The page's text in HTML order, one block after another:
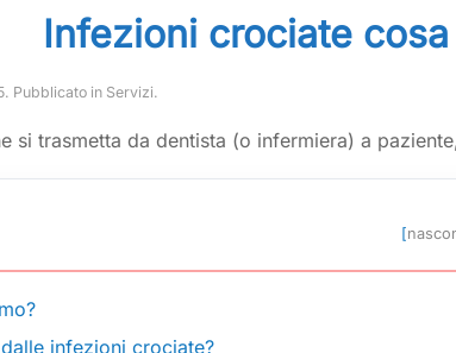
Infezioni crociate
. Pubblicato in Servizi.
si trasmetta da dentista (o infermiera) a
[
infezioni crociate?